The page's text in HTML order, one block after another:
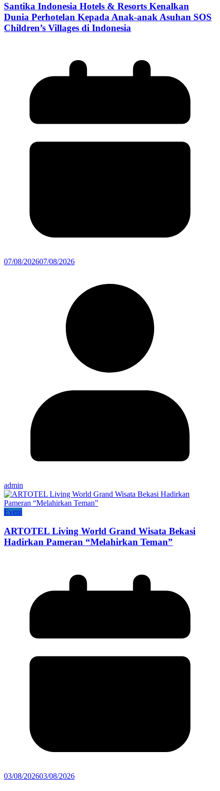
Santika Indonesia Hotels & Resorts Kenalkan
Dunia Perhotelan Kepada Anak-anak Asuhan SOS
Children’s Villages di Indonesia
07/08/202607/08/2026
admin
Event
ARTOTEL Living World Grand Wisata Bekasi
Hadirkan Pameran “Melahirkan Teman”
03/08/202603/08/2026